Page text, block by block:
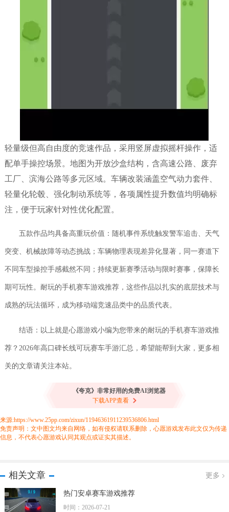
轻量级但高自由度的竞速作品，采用竖屏虚拟摇杆操作，适
配单手操控场景。地图为开放沙盒结构，含高速公路、废弃
工厂、滨海公路等多元区域。车辆改装涵盖空气动力套件、
轻量化轮毂、强化制动系统等，各项属性提升数值均明确标
注，便于玩家针对性优化配置。
五款作品均具备高重玩价值：随机事件系统触发警车追击、天气
突变、机械故障等动态挑战；车辆物理表现差异化显著，同一赛道下
不同车型操控手感截然不同；持续更新赛季活动与限时赛事，保障长
期可玩性。耐玩的手机赛车游戏推荐，这些作品以扎实的底层技术与
成熟的玩法循环，成为移动端竞速品类中的品质代表。
结语：以上就是心愿游戏小编为您带来的耐玩的手机赛车游戏推
荐？2026年高口碑长线可玩赛车手游汇总，希望能帮到大家，更多相
关的文章请关注本站。
《夸克》非常好用的免费AI浏览器
下载APP查看
来源:https://www.25pp.com/zixun/11946361911239536806.html
免责声明：文中图文均来自网络，如有侵权请联系删除，心愿游戏发布此文仅为传递
信息，不代表心愿游戏认同其观点或证实其描述。
相关文章 更多
热门安卓赛车游戏推荐
时间：2026-07-21